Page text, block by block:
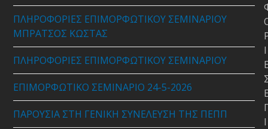
ΠΛΗΡΟΦΟΡΙΕΣ ΕΠΙΜΟΡΦΩΤΙΚΟΥ ΣΕΜΙΝΑΡΙΟΥ
ΜΠΡΑΤΣΟΣ ΚΩΣΤΑΣ
ΠΛΗΡΟΦΟΡΙΕΣ ΕΠΙΜΟΡΦΩΤΙΚΟΥ ΣΕΜΙΝΑΡΙΟΥ
ΕΠΙΜΟΡΦΩΤΙΚΟ ΣΕΜΙΝΑΡΙΟ 24-5-2026
ΠΑΡΟΥΣΙΑ ΣΤΗ ΓΕΝΙΚΗ ΣΥΝΕΛΕΥΣΗ ΤΗΣ ΠΕΠΠ
Ι
Ι